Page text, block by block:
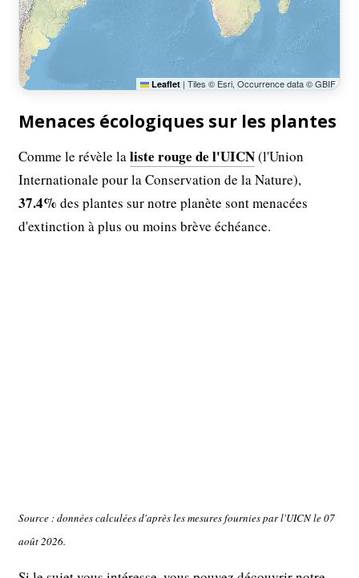
Leaflet | Tiles © Esri, Occurrence data © GBIF
Menaces écologiques sur les plantes
Comme le révèle laliste rouge de l'UICN(l'Union
Internationale pour la Conservation de la Nature),
37.4% des plantes sur notre planète sont menacées
d'extinction à plus ou moins brève échéance.
Source : données calculées d'après les mesures fournies par l'UICN le 07
août 2026.